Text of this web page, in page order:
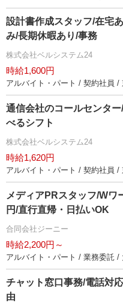
設計書作成スタッフ/在宅
み/長期休暇あり/事務
株式会社ベルシステム24
時給1,600円
アルバイト・パート / 契約社員 /
通信会社のコールセンタ
べるシフト
株式会社ベルシステム24
時給1,620円
アルバイト・パート / 契約社員 /
メディアPRスタッフ/W
円/直行直帰・日払いOK
合同会社ジーニー
時給2,200円～
アルバイト・パート / 業務委託 /
チャット窓口事務/電話対
由